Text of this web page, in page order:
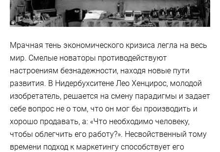
Мрачная тень экономического кризиса легла на весь
мир. Смелые новаторы противодействуют
настроениям безнадежности, находя новые пути
развития. В Нидербухситене Лео Хенцирос, молодой
изобретатель, решается на смену парадигмы и задает
себе вопрос не о том, что он мог бы производить и
хорошо продавать, а: «Что необходимо человеку,
чтобы облегчить его работу?». Несвойственный тому
времени подход к маркетингу способствует его